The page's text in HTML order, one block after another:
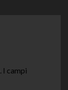
I campi